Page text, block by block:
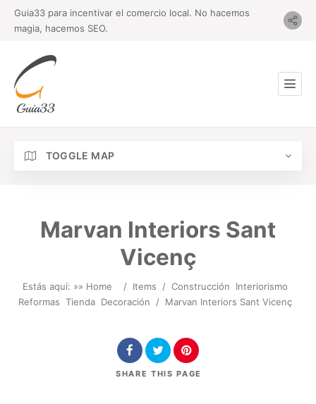
Guia33 para incentivar el comercio local. No hacemos
magia, hacemos SEO.
TOGGLE MAP
Marvan Interiors Sant
Vicenç
Estás aquí: »» Home / Items / Construcción
Interiorismo
Reformas Tienda Decoración / Marvan Interiors Sant Vicenç
SHARE THIS PAGE